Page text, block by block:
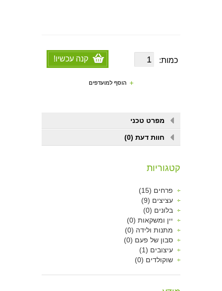
כמות: קנה עכשיו!
הוסף למועדפים
מפרט טכני
חוות דעת (0)
קטגוריות
פרחים (15)
עציצים (9)
בלונים (0)
יין ומשקאות (0)
מתנות ולידה (0)
סבון של פעם (0)
עיצובים (1)
שוקולדים (0)